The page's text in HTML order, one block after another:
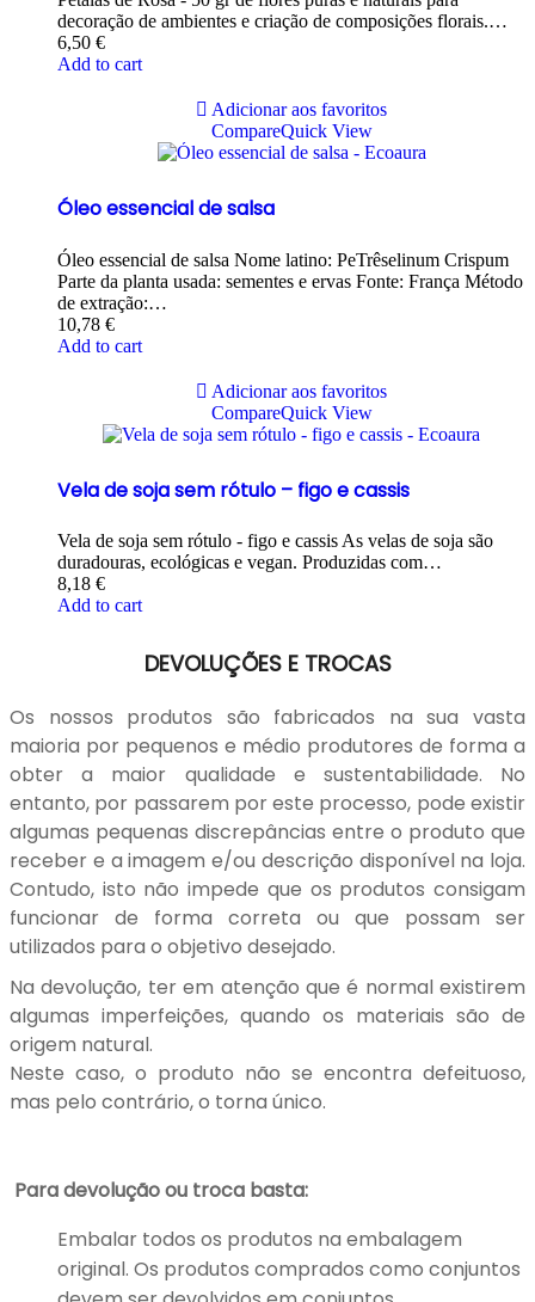
decoração de ambientes e criação de composições florais.…
6,50 €
Add to cart
Adicionar aos favoritos
CompareQuick View
Óleo essencial de salsa
Óleo essencial de salsa Nome latino: PeTrêselinum Crispum
Parte da planta usada: sementes e ervas Fonte: França Método
de extração:…
10,78 €
Add to cart
Adicionar aos favoritos
CompareQuick View
Vela de soja sem rótulo – figo e cassis
Vela de soja sem rótulo - figo e cassis As velas de soja são
duradouras, ecológicas e vegan. Produzidas com…
8,18 €
Add to cart
DEVOLUÇÕES E TROCAS
Os nossos produtos são fabricados na sua vasta
maioria por pequenos e médio produtores de forma a
obter a maior qualidade e sustentabilidade. No
entanto, por passarem por este processo, pode existir
algumas pequenas discrepâncias entre o produto que
receber e a imagem e/ou descrição disponível na loja.
Contudo, isto não impede que os produtos consigam
funcionar de forma correta ou que possam ser
utilizados para o objetivo desejado.
Na devolução, ter em atenção que é normal existirem
algumas imperfeições, quando os materiais são de
origem natural.
Neste caso, o produto não se encontra defeituoso,
mas pelo contrário, o torna único.
Para devolução ou troca basta:
Embalar todos os produtos na embalagem
original. Os produtos comprados como conjuntos